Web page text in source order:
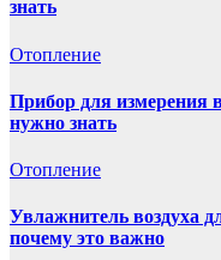
знать
Отопление
Прибор для измерения
нужно знать
Отопление
Увлажнитель воздуха
почему это важно